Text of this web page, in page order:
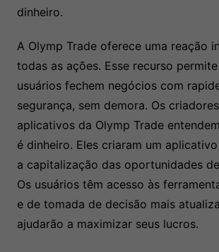
dinheiro.
A Olymp Trade oferece uma reação
todas as ações. Esse recurso
usuários fechem negócios com
segurança, sem demora. Os
aplicativos da Olymp Trade
é dinheiro. Eles criaram um
a capitalização das oportunidades
Os usuários têm acesso às
e de tomada de decisão mais
ajudarão a maximizar seus lucros.